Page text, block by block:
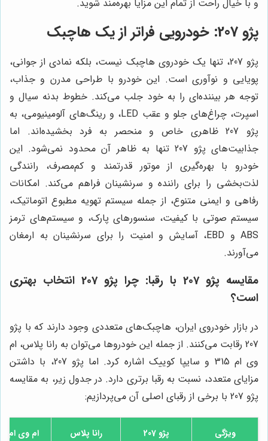
و با خیال راحت از تمام این مزایا بهره‌مند شوید.
پژو 207: خودرویی فراتر از یک هاچبک
پژو 207، تنها یک خودروی هاچبک نیست، بلکه نمادی از جوانی،
پویایی و نوآوری است. این خودرو با طراحی مدرن و جذاب،
توجه هر بیننده‌ای را به خود جلب می‌کند. خطوط بدنه سیال و
اسپرت، چراغ‌های جلو و عقب LED، و رینگ‌های آلومینیومی، به
پژو 207 ظاهری خاص و منحصر به فرد بخشیده‌اند. اما
جذابیت‌های پژو 207 تنها به ظاهر آن محدود نمی‌شود. این
خودرو با بهره‌گیری از موتور قدرتمند و کم‌مصرف، رانندگی
لذت‌بخشی را برای راننده و سرنشینان فراهم می‌کند. امکانات
رفاهی و ایمنی متنوع، از جمله سیستم تهویه مطبوع اتوماتیک،
سیستم صوتی با کیفیت، سنسورهای پارک، و سیستم‌های ترمز
ABS و EBD، آسایش و امنیت را برای سرنشینان به ارمغان
می‌آورند.
مقایسه پژو 207 با رقبا: چرا پژو 207 انتخاب بهتری
است؟
در بازار خودروی ایران، هاچبک‌های متعددی وجود دارند که با پژو
207 رقابت می‌کنند. از جمله این خودروها می‌توان به رانا پلاس، ام
وی ام 315 و سایپا کوییک اشاره کرد. اما پژو 207، با داشتن
مزایای متعدد، نسبت به رقبا برتری دارد. در جدول زیر، به مقایسه
پژو 207 با برخی از رقبای اصلی آن می‌پردازیم:
ویژگی پژو 207 رانا پلاس ام وی ام 315